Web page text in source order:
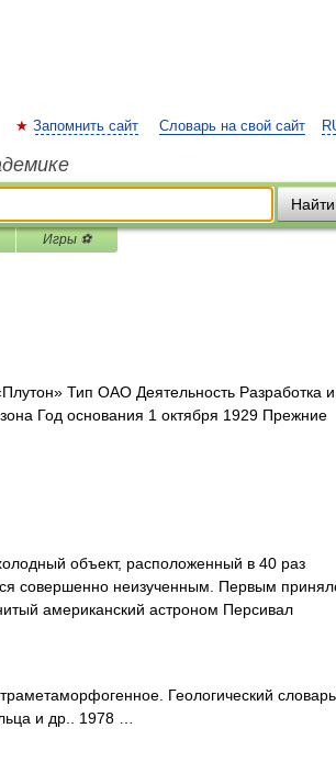
Запомнить сайт Словарь на свой сайт
Игры ⚽
Тип ОАО Деятельность Разработка и
Год основания 1 октября 1929 Прежние
объект, расположенный в 40 раз
совершенно неизученным. Первым
американский астроном Персивал
Геологический
и др.. 1978 …